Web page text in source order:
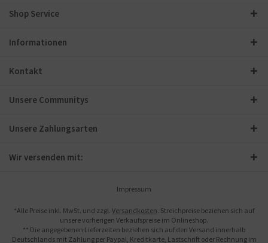
Shop Service
Informationen
Kontakt
Unsere Communitys
Unsere Zahlungsarten
Wir versenden mit:
Impressum
*Alle Preise inkl. MwSt. und zzgl. Versandkosten. Streichpreise beziehen sich auf
unsere vorherigen Verkaufspreise im Onlineshop.
** Die angegebenen Lieferzeiten beziehen sich auf den Versand innerhalb
Deutschlands mit Zahlung per Paypal, Kreditkarte, Lastschrift oder Rechnung im